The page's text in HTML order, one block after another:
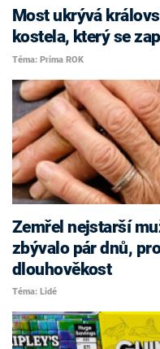
Most ukrývá
kostela, který se
Téma: Prima ROK
Zemřel nejstarší
zbývalo pár dnů,
dlouhověkost
Téma: Lidé